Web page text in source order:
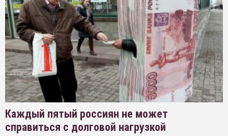
Каждый пятый россиян не может
справиться с долговой нагрузкой